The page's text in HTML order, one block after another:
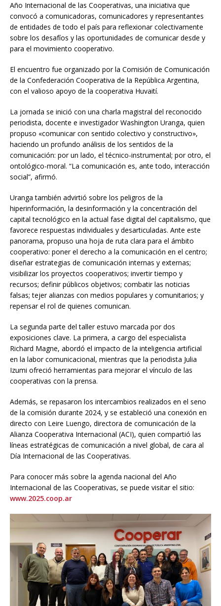
Año Internacional de las Cooperativas, una iniciativa que
convocó a comunicadoras, comunicadores y representantes
de entidades de todo el país para reflexionar colectivamente
sobre los desafíos y las oportunidades de comunicar desde y
para el movimiento cooperativo.
El encuentro fue organizado por la Comisión de Comunicación
de la Confederación Cooperativa de la República Argentina,
con el valioso apoyo de la cooperativa Huvaití.
La jornada se inició con una charla magistral del reconocido
periodista, docente e investigador Washington Uranga, quien
propuso «comunicar con sentido colectivo y constructivo»,
haciendo un profundo análisis de los sentidos de la
comunicación: por un lado, el técnico-instrumental; por otro, el
ontológico-moral. “La comunicación es, ante todo, interacción
social”, afirmó.
Uranga también advirtió sobre los peligros de la
hiperinformación, la desinformación y la concentración del
capital tecnológico en la actual fase digital del capitalismo, que
favorece respuestas individuales y desarticuladas. Ante este
panorama, propuso una hoja de ruta clara para el ámbito
cooperativo: poner el derecho a la comunicación en el centro;
diseñar estrategias de comunicación internas y externas;
visibilizar los proyectos cooperativos; invertir tiempo y
recursos; definir públicos objetivos; combatir las noticias
falsas; tejer alianzas con medios populares y comunitarios; y
repensar el rol de quienes comunican.
La segunda parte del taller estuvo marcada por dos
exposiciones clave. La primera, a cargo del especialista
Richard Magne, abordó el impacto de la inteligencia artificial
en la labor comunicacional, mientras que la periodista Julia
Izumi ofreció herramientas para mejorar el vínculo de las
cooperativas con la prensa.
Además, se repasaron los intercambios realizados en el seno
de la comisión durante 2024, y se estableció una conexión en
directo con Leire Luengo, directora de comunicación de la
Alianza Cooperativa Internacional (ACI), quien compartió las
líneas estratégicas de comunicación a nivel global, de cara al
Día Internacional de las Cooperativas.
Para conocer más sobre la agenda nacional del Año
Internacional de las Cooperativas, se puede visitar el sitio:
www.2025.coop.ar